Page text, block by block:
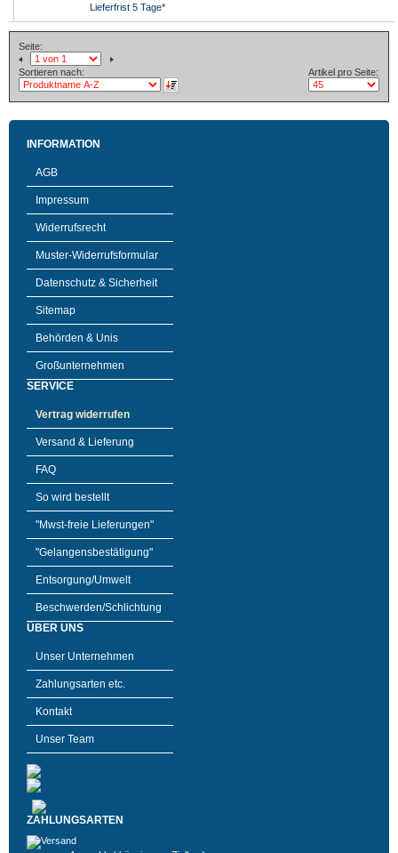
Lieferfrist 5 Tage*
Seite:
Sortieren nach: Artikel pro Seite:
INFORMATION
AGB
Impressum
Widerrufsrecht
Muster-Widerrufsformular
Datenschutz & Sicherheit
Sitemap
Behörden & Unis
Großunternehmen
SERVICE
Vertrag widerrufen
Versand & Lieferung
FAQ
So wird bestellt
"Mwst-freie Lieferungen"
"Gelangensbestätigung"
Entsorgung/Umwelt
Beschwerden/Schlichtung
ÜBER UNS
Unser Unternehmen
Zahlungsarten etc.
Kontakt
Unser Team
ZAHLUNGSARTEN